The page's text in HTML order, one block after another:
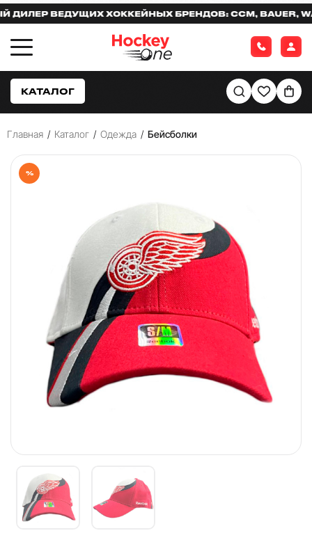
ВЕДУЩИХ ХОККЕЙНЫХ БРЕНДОВ: CCM, BAUER,
КАТАЛОГ
Главная / Каталог / Одежда / Бейсболки
%